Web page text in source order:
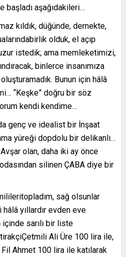
başladı aşağıdakileri…
kıldık, düğünde, dernekte,
olduk, el açıp
istedik; ama memleketimizi,
binlerce insanımıza
Bunun için hâlâ
“Keşke” doğru bir söz
kendi kendime…
genç ve idealist bir İnşaat
yüreği dopdolu bir delikanlı…
olan, daha iki ay önce
silinen ÇABA diye bir
sağ olsunlar
yıllardır evden eve
içinde sarılı bir liste
Ali Üre 100 lira ile,
Ahmet 100 lira ile katılarak